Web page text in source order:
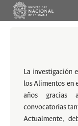
La investigación
los Alimentos en
años gracias
convocatorias
Actualmente,